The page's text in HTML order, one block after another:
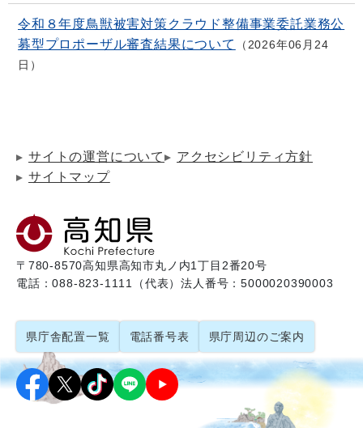
令和８年度鳥獣被害対策クラウド整備事業委託業務公
募型プロポーザル審査結果について
2026年06月24
日
サイトの運営について
アクセシビリティ方針
サイトマップ
〒780-8570高知県高知市丸ノ内1丁目2番20号
電話：088-823-1111（代表）法人番号：5000020390003
県庁舎配置一覧 電話番号表 県庁周辺のご案内